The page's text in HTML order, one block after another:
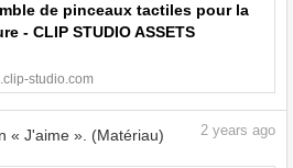
de pinceaux tactiles pour la
- CLIP STUDIO ASSETS
studio.com
« J'aime ». (Matériau) 2 years ago